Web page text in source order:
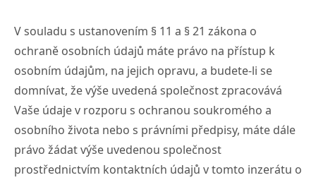
V souladu s ustanovením § 11 a § 21 zákona o
ochraně osobních údajů máte právo na přístup k
osobním údajům, na jejich opravu, a budete-li se
domnívat, že výše uvedená společnost zpracovává
Vaše údaje v rozporu s ochranou soukromého a
osobního života nebo s právními předpisy, máte dále
právo žádat výše uvedenou společnost
prostřednictvím kontaktních údajů v tomto inzerátu o